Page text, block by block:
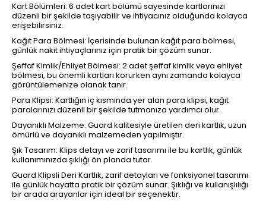
Kart Bölümleri: 6 adet kart bölümü sayesinde kartlarınızı
düzenli bir şekilde taşıyabilir ve ihtiyacınız olduğunda kolayca
erişebilirsiniz.
Kağıt Para Bölmesi: İçerisinde bulunan kağıt para bölmesi,
günlük nakit ihtiyaçlarınız için pratik bir çözüm sunar.
Şeffaf Kimlik/Ehliyet Bölmesi: 2 adet şeffaf kimlik veya ehliyet
bölmesi, bu önemli kartları korurken aynı zamanda kolayca
görüntülemenize olanak tanır.
Para Klipsi: Kartlığın iç kısmında yer alan para klipsi, kağıt
paralarınızı düzenli bir şekilde tutmanıza yardımcı olur.
Dayanıklı Malzeme: Guard kalitesiyle üretilen deri kartlık, uzun
ömürlü ve dayanıklı malzemeden yapılmıştır.
Şık Tasarım: Klips detayı ve zarif tasarımı ile bu kartlık, günlük
kullanımınızda şıklığı ön planda tutar.
Guard Klipsli Deri Kartlık, zarif detayları ve fonksiyonel tasarımı
ile günlük hayatta pratik bir çözüm sunar. Şıklığı ve kullanışlılığı
bir arada arayanlar için ideal bir seçenektir.